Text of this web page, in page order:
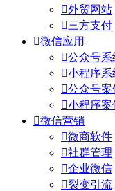
外贸网站
三方支付
微信应用
公众号系
小程序系
公众号案
小程序案
微信营销
微商软件
社群管理
企业微信
裂变引流